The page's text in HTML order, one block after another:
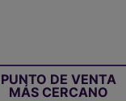
PUNTO DE VENTA
MÁS CERCANO